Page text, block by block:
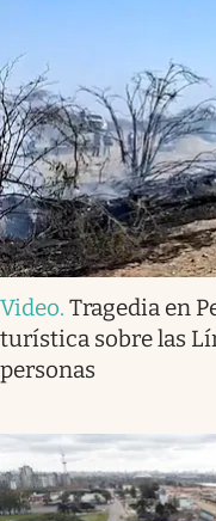
Video. Tragedia en
turística sobre las
personas